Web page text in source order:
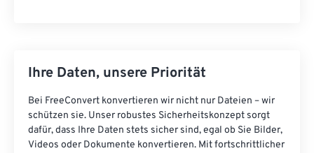
Ihre Daten, unsere Priorität
Bei FreeConvert konvertieren wir nicht nur Dateien – wir
schützen sie. Unser robustes Sicherheitskonzept sorgt
dafür, dass Ihre Daten stets sicher sind, egal ob Sie Bilder,
Videos oder Dokumente konvertieren. Mit fortschrittlicher